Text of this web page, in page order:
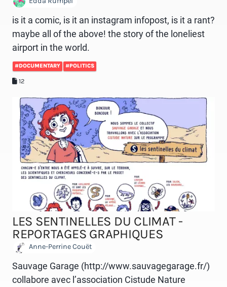
is it a comic, is it an instagram infopost, is it a rant?
maybe all of the above! the story of the loneliest
airport in the world.
#DOCUMENTARY #POLITICS
12
LES SENTINELLES DU CLIMAT -
REPORTAGES GRAPHIQUES
Anne-Perrine Couët
Sauvage Garage (http://www.sauvagegarage.fr/)
collabore avec l’association Cistude Nature